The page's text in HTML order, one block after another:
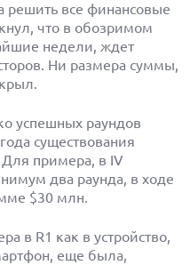
решить все финансовые
что в обозримом
недели, ждет
Ни размера суммы,
успешных раундов
существования
Для примера, в IV
два раунда, в ходе
$30 млн.
в R1 как в устройство,
еще была,